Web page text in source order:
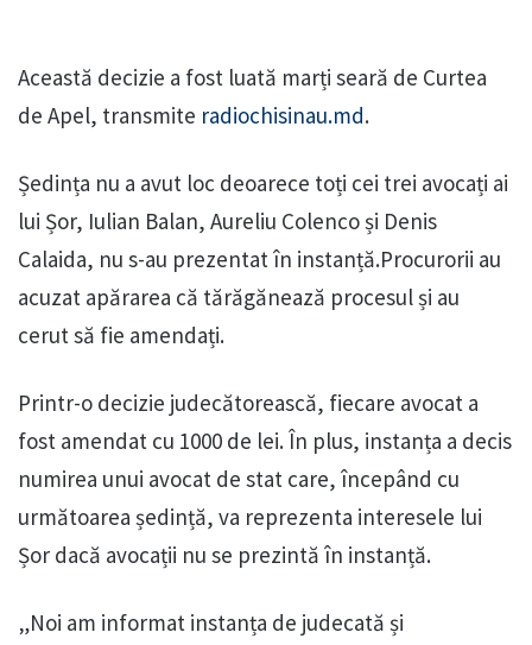
Această decizie a fost luată marți seară de Curtea
de Apel, transmite radiochisinau.md.
Ședința nu a avut loc deoarece toți cei trei avocați ai
lui Șor, Iulian Balan, Aureliu Colenco și Denis
Calaida, nu s-au prezentat în instanță.Procurorii au
acuzat apărarea că tărăgănează procesul și au
cerut să fie amendați.
Printr-o decizie judecătorească, fiecare avocat a
fost amendat cu 1000 de lei. În plus, instanța a decis
numirea unui avocat de stat care, începând cu
următoarea ședință, va reprezenta interesele lui
Șor dacă avocații nu se prezintă în instanță.
„Noi am informat instanța de judecată și